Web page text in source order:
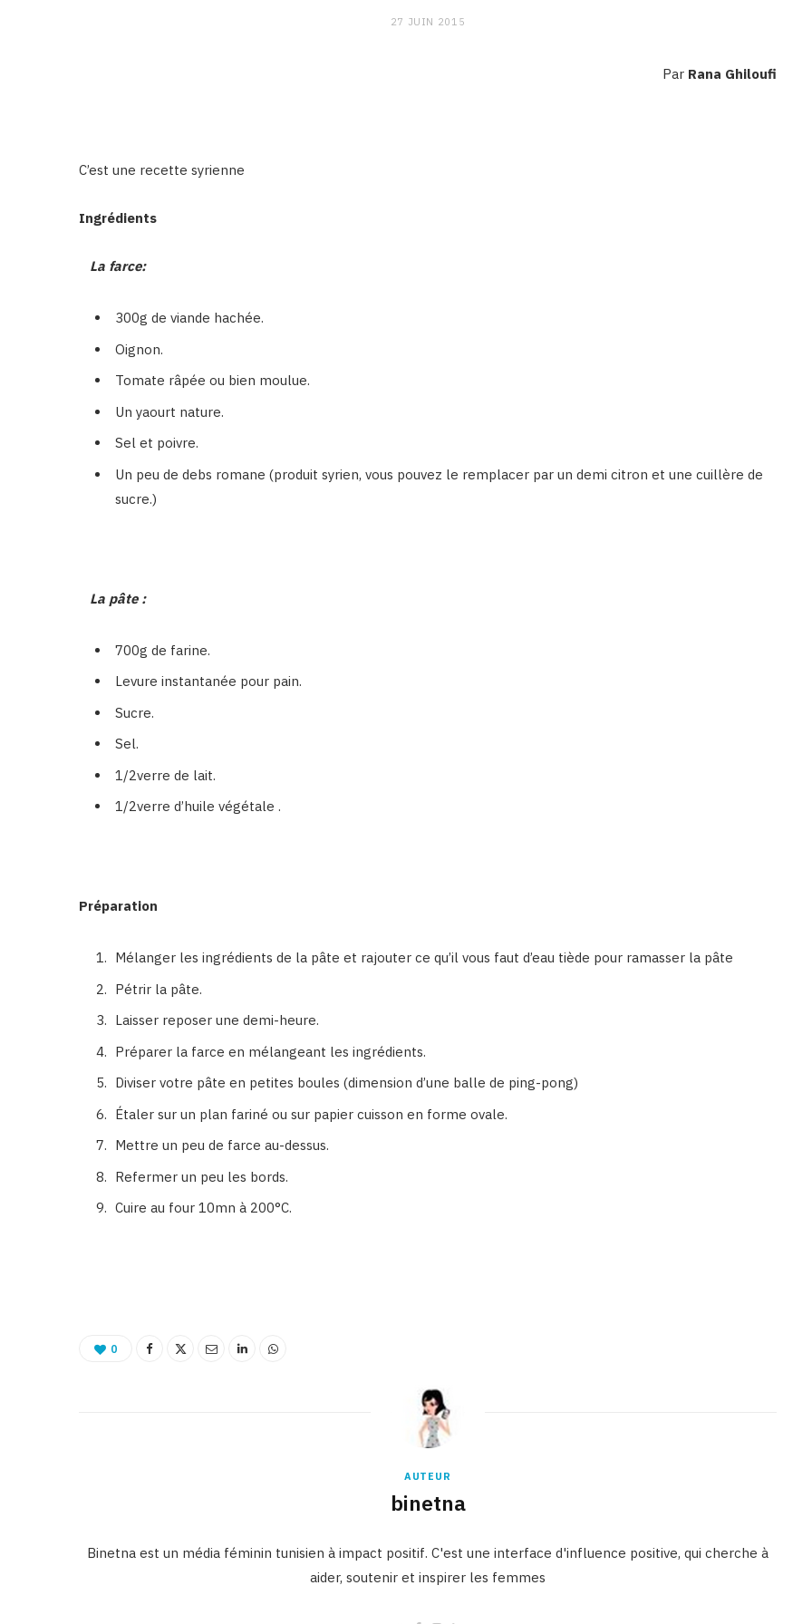
27 JUIN 2015
Par Rana Ghiloufi
C’est une recette syrienne
Ingrédients
La farce:
300g de viande hachée.
Oignon.
Tomate râpée ou bien moulue.
Un yaourt nature.
Sel et poivre.
Un peu de debs romane (produit syrien, vous pouvez le remplacer par un demi citron et une cuillère de
sucre.)
La pâte :
700g de farine.
Levure instantanée pour pain.
Sucre.
Sel.
1/2verre de lait.
1/2verre d’huile végétale .
Préparation
Mélanger les ingrédients de la pâte et rajouter ce qu’il vous faut d’eau tiède pour ramasser la pâte
Pétrir la pâte.
Laisser reposer une demi-heure.
Préparer la farce en mélangeant les ingrédients.
Diviser votre pâte en petites boules (dimension d’une balle de ping-pong)
Étaler sur un plan fariné ou sur papier cuisson en forme ovale.
Mettre un peu de farce au-dessus.
Refermer un peu les bords.
Cuire au four 10mn à 200°C.
0
AUTEUR
binetna
Binetna est un média féminin tunisien à impact positif. C'est une interface d'influence positive, qui cherche à
aider, soutenir et inspirer les femmes